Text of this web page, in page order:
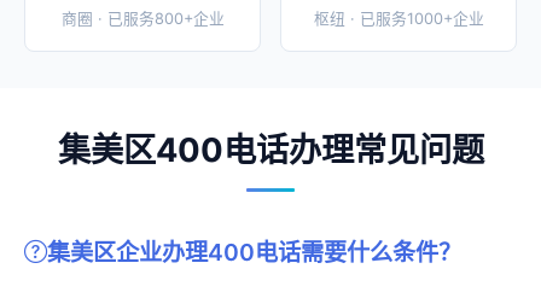
商圈 · 已服务800+企业 枢纽 · 已服务1000+企业
集美区400电话办理常见问题
集美区企业办理400电话需要什么条件？